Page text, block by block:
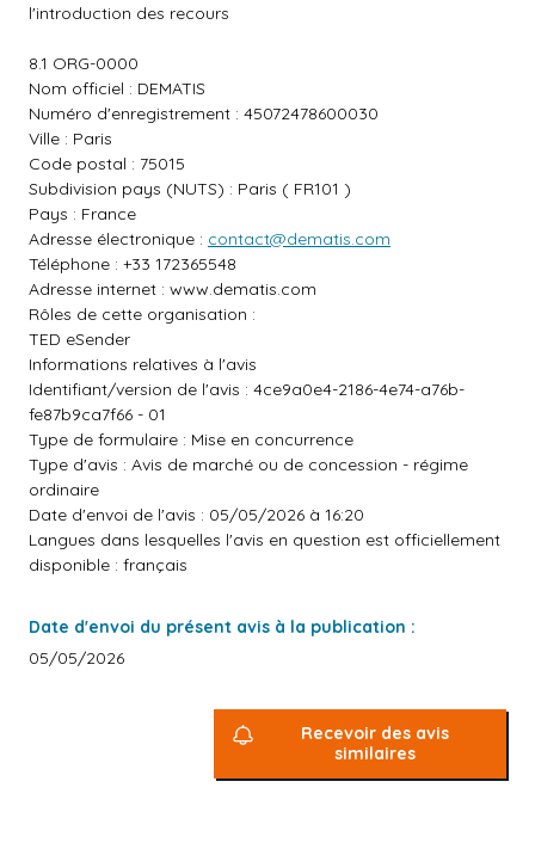
l'introduction des recours
8.1 ORG-0000
Nom officiel : DEMATIS
Numéro d'enregistrement : 45072478600030
Ville : Paris
Code postal : 75015
Subdivision pays (NUTS) : Paris ( FR101 )
Pays : France
Adresse électronique : contact@dematis.com
Téléphone : +33 172365548
Adresse internet : www.dematis.com
Rôles de cette organisation :
TED eSender
Informations relatives à l'avis
Identifiant/version de l'avis : 4ce9a0e4-2186-4e74-a76b-
fe87b9ca7f66 - 01
Type de formulaire : Mise en concurrence
Type d'avis : Avis de marché ou de concession - régime
ordinaire
Date d'envoi de l'avis : 05/05/2026 à 16:20
Langues dans lesquelles l'avis en question est officiellement
disponible : français
Date d'envoi du présent avis à la publication :
05/05/2026
Recevoir des avis
similaires